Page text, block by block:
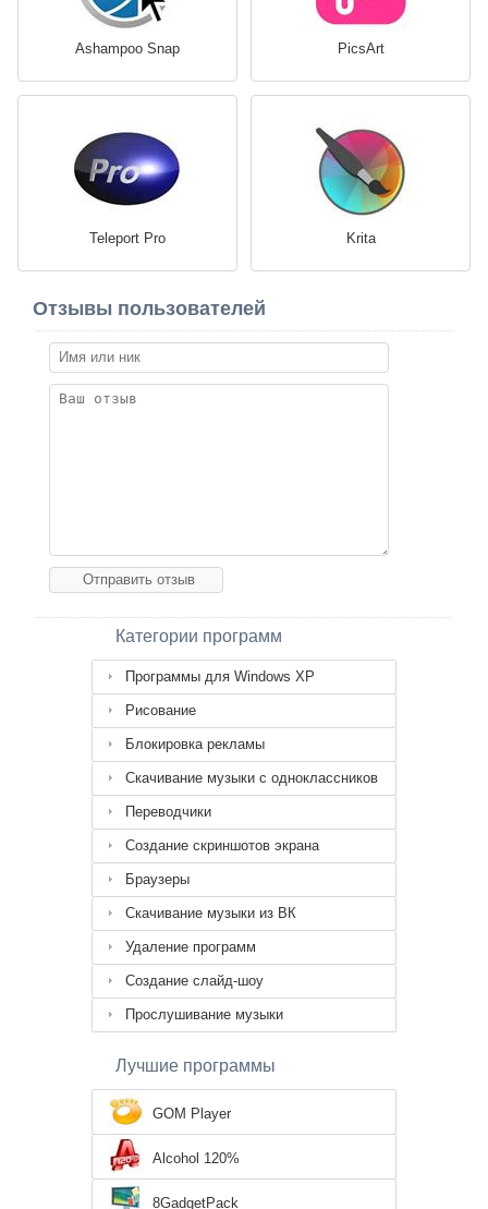
Ashampoo Snap PicsArt
Teleport Pro Krita
Отзывы пользователей
Категории программ
Программы для Windows XP
Рисование
Блокировка рекламы
Скачивание музыки с одноклассников
Переводчики
Создание скриншотов экрана
Браузеры
Скачивание музыки из ВК
Удаление программ
Создание слайд-шоу
Прослушивание музыки
Лучшие программы
GOM Player
Alcohol 120%
8GadgetPack